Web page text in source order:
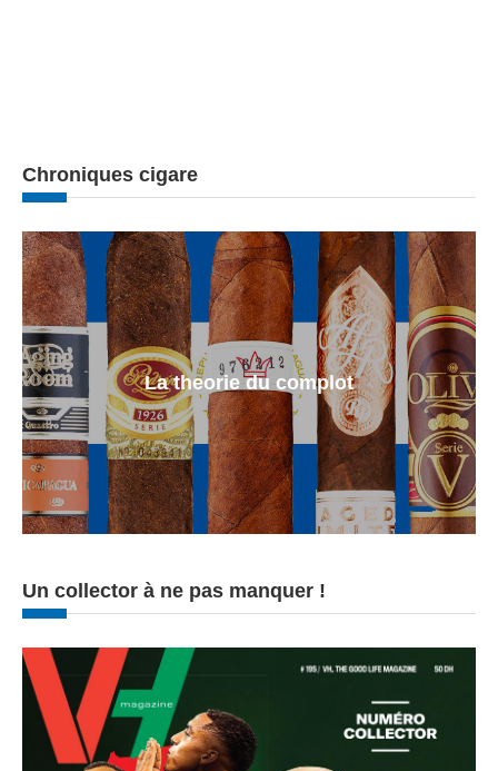
Chroniques cigare
La theorie du complot
Un collector à ne pas manquer !